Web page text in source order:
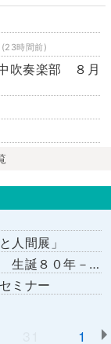
(23時間前)
吹奏楽部 ８月
人間展」
へのまなざし－」
ミナー
1